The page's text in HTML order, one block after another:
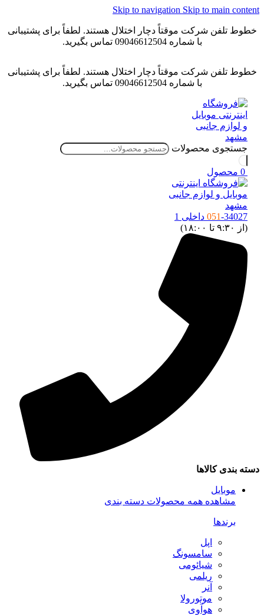
Skip to navigation Skip to main content
خطوط تلفن شرکت موقتاً دچار اختلال هستند. لطفاً برای پشتیبانی
با شماره 09046612504 تماس بگیرید.
خطوط تلفن شرکت موقتاً دچار اختلال هستند. لطفاً برای پشتیبانی
با شماره 09046612504 تماس بگیرید.
جستجوی محصولات
0 محصول
051-34027 داخلی 1
(از ۹:۳۰ تا ۱۸:۰۰)
دسته بندی کالاها
موبایل
مشاهده همه محصولات دسته بندی
برندها
اپل
سامسونگ
شیائومی
ریلمی
آنر
موتورولا
هوآوی